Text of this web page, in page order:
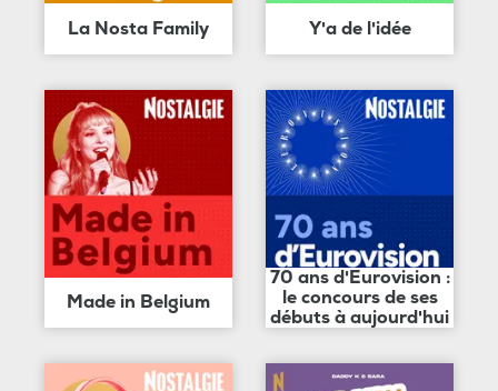
La Nosta Family Y'a de l'idée
Made in Belgium
70 ans d'Eurovision :
le concours de ses
débuts à aujourd'hui